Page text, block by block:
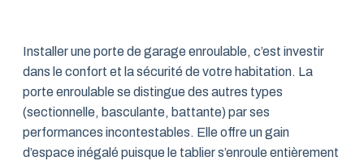
Installer une porte de garage enroulable, c’est investir
dans le confort et la sécurité de votre habitation. La
porte enroulable se distingue des autres types
(sectionnelle, basculante, battante) par ses
performances incontestables. Elle offre un gain
d’espace inégalé puisque le tablier s’enroule entièrement